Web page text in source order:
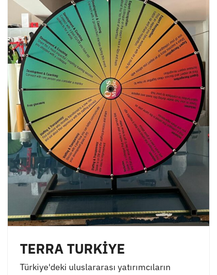
TERRA TURKİYE
Türkiye'deki uluslararası yatırımcıların